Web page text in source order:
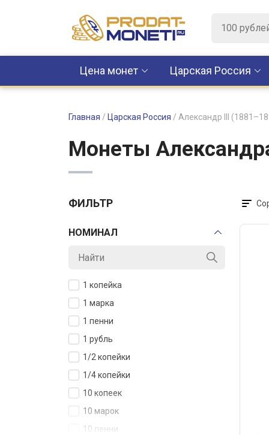
Цена монет Царская Россия
Главная / Царская Россия / Александр III
Монеты
ФИЛЬТР
НОМИНАЛ
1 копейка
1 марка
1 пенни
1 рубль
1/2 копейки
1/4 копейки
10 копеек
10 марок
10 пенни